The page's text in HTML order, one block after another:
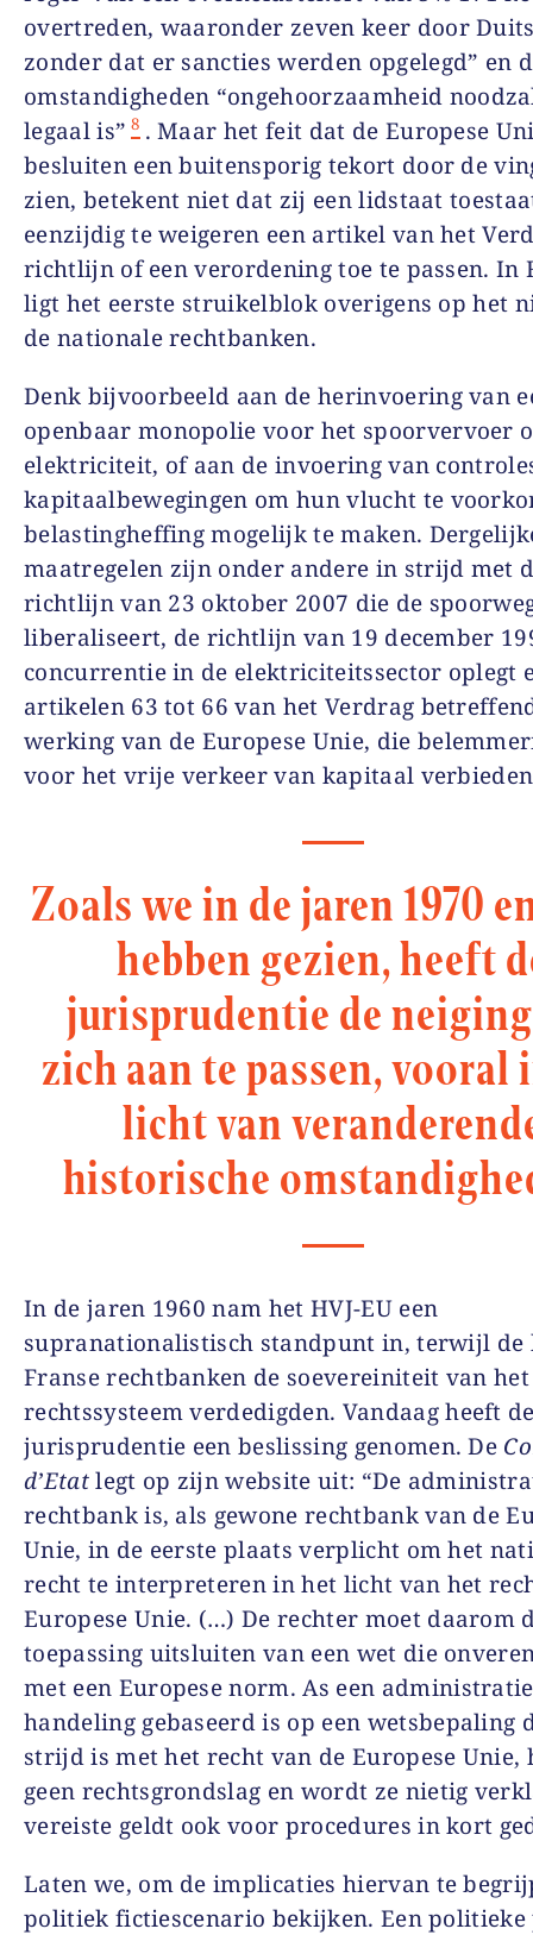
overtreden, waaronder zeven keer door
zonder dat er sancties werden opgelegd” en
omstandigheden “ongehoorzaamheid
legaal is” 8 . Maar het feit dat de Europese
besluiten een buitensporig tekort door de
zien, betekent niet dat zij een lidstaat
eenzijdig te weigeren een artikel van het
richtlijn of een verordening toe te passen.
ligt het eerste struikelblok overigens op het
de nationale rechtbanken.
Denk bijvoorbeeld aan de herinvoering van
openbaar monopolie voor het spoorvervoer
elektriciteit, of aan de invoering van
kapitaalbewegingen om hun vlucht te
belastingheffing mogelijk te maken.
maatregelen zijn onder andere in strijd met
richtlijn van 23 oktober 2007 die de
liberaliseert, de richtlijn van 19 december
concurrentie in de elektriciteitssector oplegt
artikelen 63 tot 66 van het Verdrag
werking van de Europese Unie, die
voor het vrije verkeer van kapitaal
Zoals we in de jaren 1970
hebben gezien, heeft
jurisprudentie de
zich aan te passen, vooral
licht van
historische
In de jaren 1960 nam het HVJ-EU een
supranationalistisch standpunt in, terwijl de
Franse rechtbanken de soevereiniteit van
rechtssysteem verdedigden. Vandaag heeft
jurisprudentie een beslissing genomen. De
d’Etatlegt op zijn website uit: “De
rechtbank is, als gewone rechtbank van de
Unie, in de eerste plaats verplicht om het
recht te interpreteren in het licht van het
Europese Unie. (…) De rechter moet daarom
toepassing uitsluiten van een wet die
met een Europese norm. As een
handeling gebaseerd is op een wetsbepaling
strijd is met het recht van de Europese Unie,
geen rechtsgrondslag en wordt ze nietig
vereiste geldt ook voor procedures in kort
Laten we, om de implicaties hiervan te
politiek fictiescenario bekijken. Een